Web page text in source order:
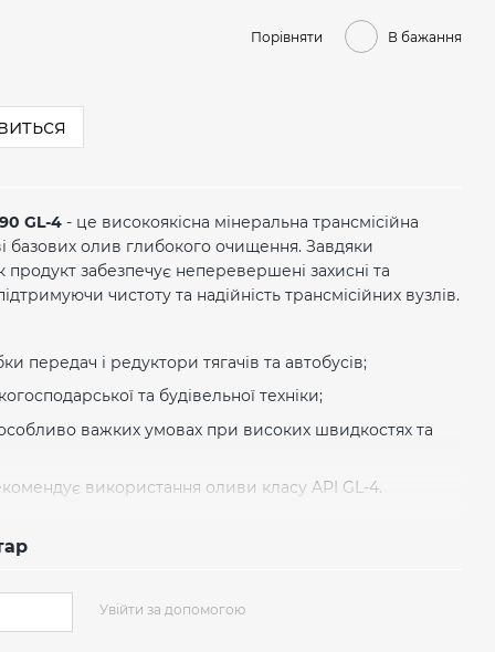
Порівняти В бажання
GL-4 - це високоякісна мінеральна трансмісійна
базових олив глибокого очищення. Завдяки
продукт забезпечує неперевершені захисні та
чистоту та надійність трансмісійних вузлів.
передач і редуктори тягачів та автобусів;
та будівельної техніки;
важких умовах при високих швидкостях та
використання оливи класу API GL-4.
чудові мастильні властивості та висока здатність
антикорозійні та протиокислювальні
Увійти за допомогою